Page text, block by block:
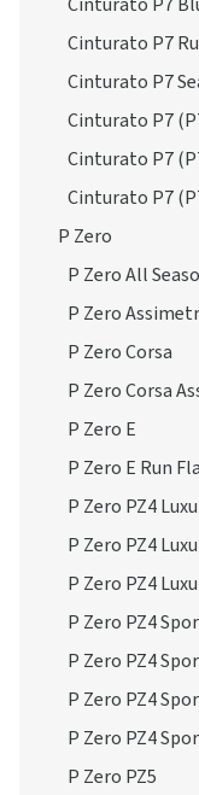
Cinturato P7
Cinturato P7
Cinturato P7
Cinturato P7
Cinturato P7
P Zero
P Zero All
P Zero
P Zero Corsa
P Zero Corsa
P Zero E
P Zero E Run
P Zero PZ4
P Zero PZ4
P Zero PZ4
P Zero PZ4
P Zero PZ4
P Zero PZ4
P Zero PZ4
P Zero PZ5